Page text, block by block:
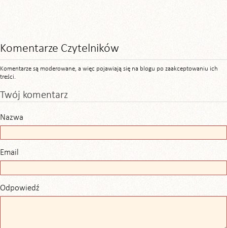
Komentarze Czytelników
Komentarze są moderowane, a więc pojawiają się na blogu po zaakceptowaniu ich
treści.
Twój komentarz
Nazwa
Email
Odpowiedź